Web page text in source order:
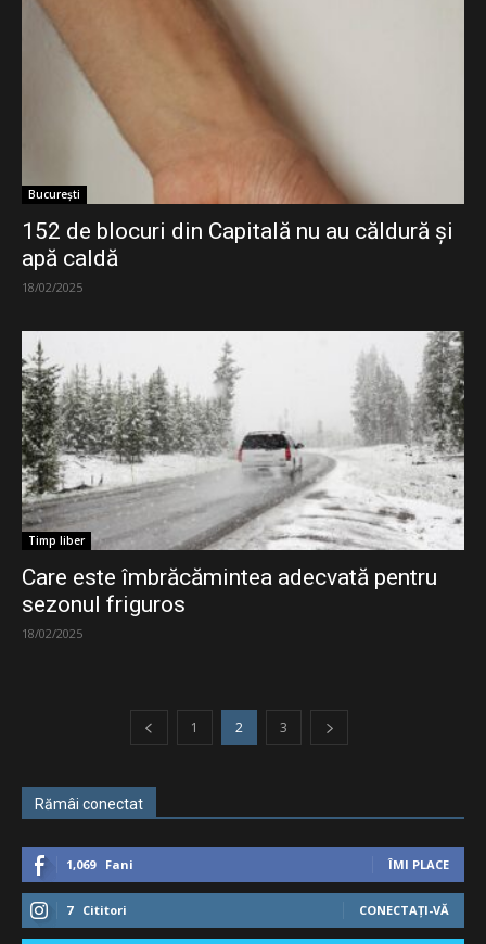
București
152 de blocuri din Capitală nu au căldură și
apă caldă
18/02/2025
Timp liber
Care este îmbrăcămintea adecvată pentru
sezonul friguros
18/02/2025
1 2 3
Rămâi conectat
1,069 Fani ÎMI PLACE
7 Cititori CONECTAȚI-VĂ